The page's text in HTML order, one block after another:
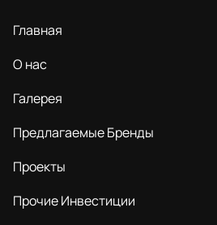
Главная
О нас
Галерея
Предлагаемые Бренды
Проекты
Прочие Инвестиции